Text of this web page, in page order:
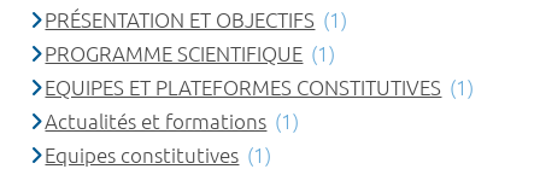
PRÉSENTATION ET OBJECTIFS (1)
PROGRAMME SCIENTIFIQUE (1)
EQUIPES ET PLATEFORMES CONSTITUTIVES (1)
Actualités et formations (1)
Equipes constitutives (1)